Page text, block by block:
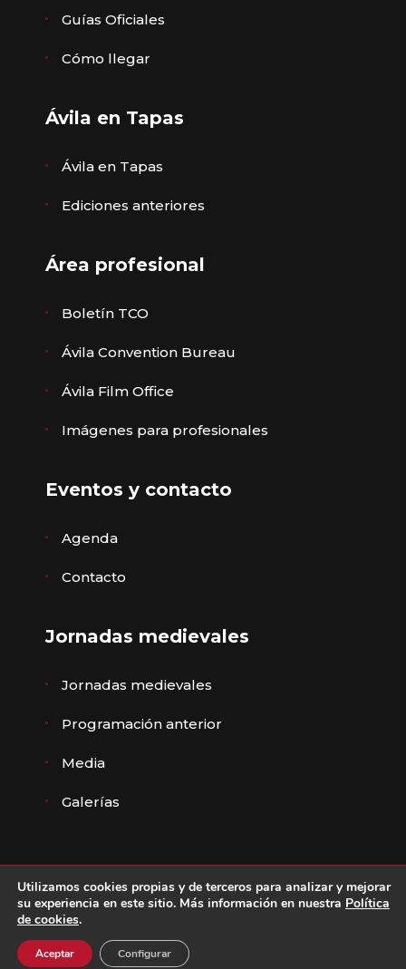
Guías Oficiales
Cómo llegar
Ávila en Tapas
Ávila en Tapas
Ediciones anteriores
Área profesional
Boletín TCO
Ávila Convention Bureau
Ávila Film Office
Imágenes para profesionales
Eventos y contacto
Agenda
Contacto
Jornadas medievales
Jornadas medievales
Programación anterior
Media
Galerías
© Ayuntamiento de Ávila ·Aviso legal,Política de
privacidad
accesibilidad·
Utilizamos cookies propias y de terceros para analizar y mejorar
su experiencia en este sitio. Más información en nuestra Política
de cookies.
Aceptar Configurar